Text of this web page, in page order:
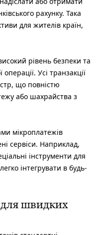
рахунку. Така
для жителів країн,
рівень безпеки та
Усі транзакції
що повністю
або шахрайства з
мікроплатежів
сервіси. Наприклад,
інструменти для
інтегрувати в будь-
для швидких